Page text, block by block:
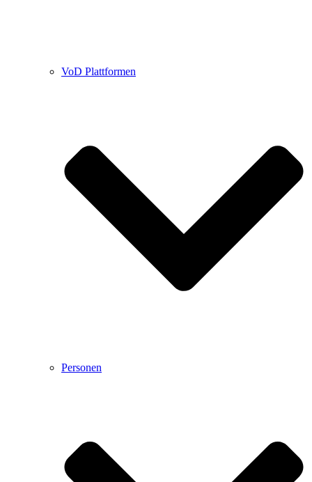
VoD Plattformen
Personen